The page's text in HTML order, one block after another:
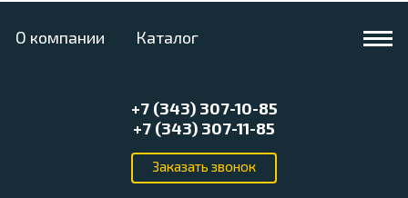
О компании Каталог
+7 (343) 307-10-85
+7 (343) 307-11-85